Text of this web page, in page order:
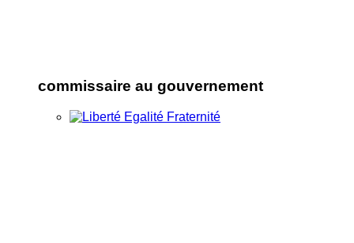
commissaire au gouvernement